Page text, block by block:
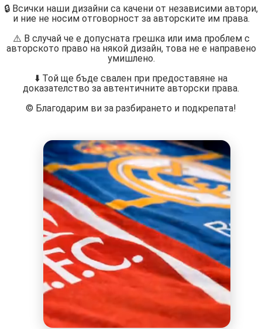
🔒 Всички наши дизайни са качени от независими автори,
и ние не носим отговорност за авторските им права.
⚠️ В случай че е допусната грешка или има проблем с
авторското право на някой дизайн, това не е направено
умишлено.
⬇️ Той ще бъде свален при предоставяне на
доказателство за автентичните авторски права.
©️ Благодарим ви за разбирането и подкрепата!